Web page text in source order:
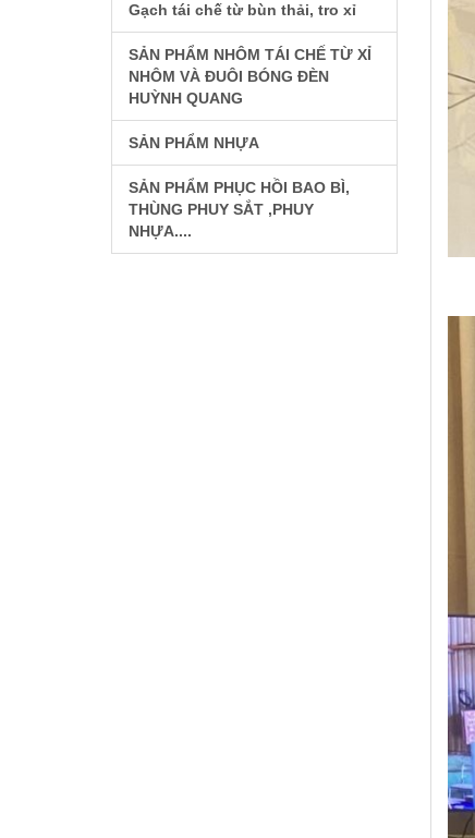
Gạch tái chế từ bùn thải, tro xỉ
SẢN PHẨM NHÔM TÁI CHẾ TỪ XỈ
NHÔM VÀ ĐUÔI BÓNG ĐÈN
HUỲNH QUANG
SẢN PHẨM NHỰA
SẢN PHẨM PHỤC HỒI BAO BÌ,
THÙNG PHUY SẮT ,PHUY
NHỰA....